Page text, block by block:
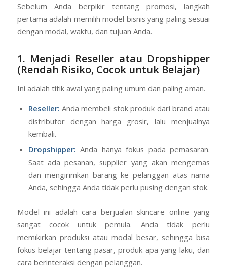
Sebelum Anda berpikir tentang promosi, langkah
pertama adalah memilih model bisnis yang paling sesuai
dengan modal, waktu, dan tujuan Anda.
1. Menjadi Reseller atau Dropshipper
(Rendah Risiko, Cocok untuk Belajar)
Ini adalah titik awal yang paling umum dan paling aman.
Reseller: Anda membeli stok produk dari brand atau
distributor dengan harga grosir, lalu menjualnya
kembali.
Dropshipper: Anda hanya fokus pada pemasaran.
Saat ada pesanan, supplier yang akan mengemas
dan mengirimkan barang ke pelanggan atas nama
Anda, sehingga Anda tidak perlu pusing dengan stok.
Model ini adalah cara berjualan skincare online yang
sangat cocok untuk pemula. Anda tidak perlu
memikirkan produksi atau modal besar, sehingga bisa
fokus belajar tentang pasar, produk apa yang laku, dan
cara berinteraksi dengan pelanggan.